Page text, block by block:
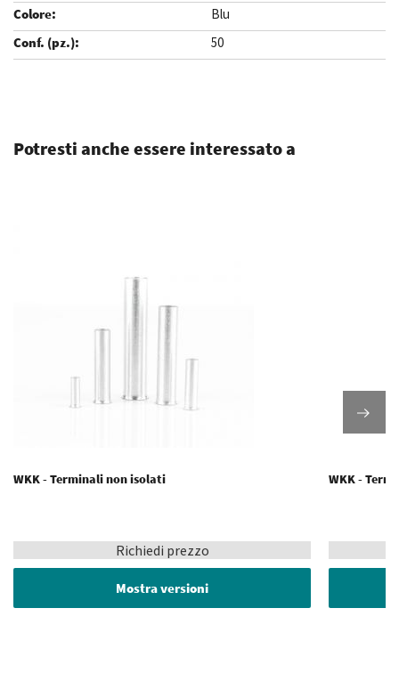
Blu
50
Potresti anche essere interessato a
WKK - Terminali non isolati
Richiedi prezzo
Mostra versioni
WKK -